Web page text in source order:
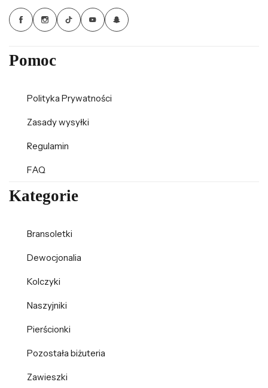
Pomoc
Polityka Prywatności
Zasady wysyłki
Regulamin
FAQ
Kategorie
Bransoletki
Dewocjonalia
Kolczyki
Naszyjniki
Pierścionki
Pozostała biżuteria
Zawieszki